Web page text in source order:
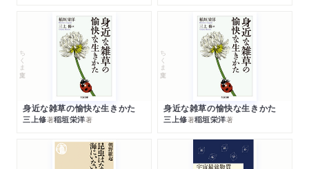
ちくま文庫
身近な雑草の愉快な生きかた
三上修著稲垣栄洋著
ちくま文庫
身近な雑草の愉快な生きかた
三上修著稲垣栄洋著